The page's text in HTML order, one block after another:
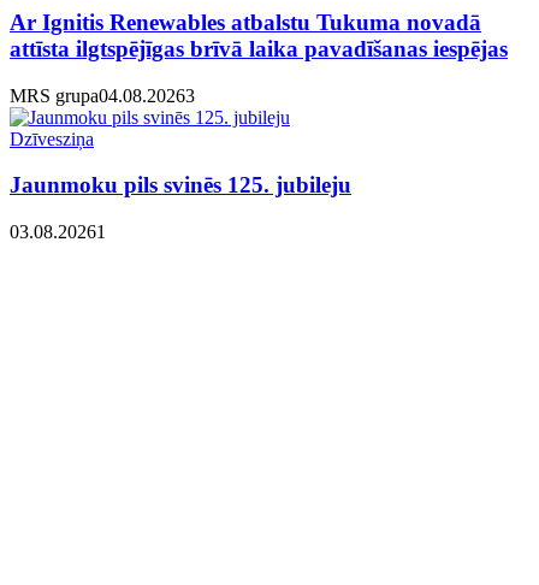
Ar Ignitis Renewables atbalstu Tukuma novadā
attīsta ilgtspējīgas brīvā laika pavadīšanas iespējas
MRS grupa04.08.20263
Dzīvesziņa
Jaunmoku pils svinēs 125. jubileju
03.08.20261